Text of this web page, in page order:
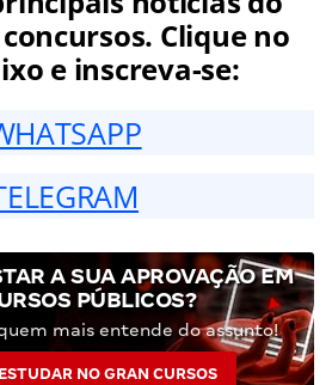
Clique no
e inscreva-se:
A SUA APROVAÇÃO EM
PÚBLICOS?
mais entende do assunto!
NO GRAN CURSOS